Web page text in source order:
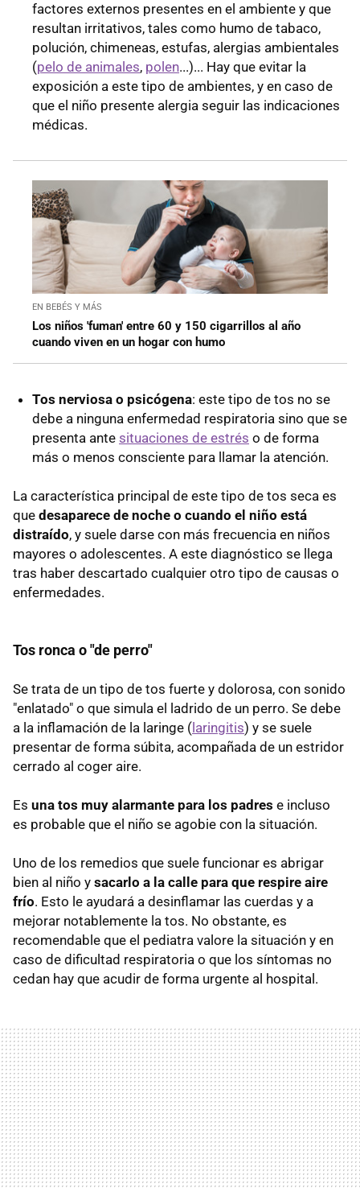
factores externos presentes en el ambiente y que
resultan irritativos, tales como humo de tabaco,
polución, chimeneas, estufas, alergias ambientales
(pelo de animales, polen...)... Hay que evitar la
exposición a este tipo de ambientes, y en caso de
que el niño presente alergia seguir las indicaciones
médicas.
EN BEBÉS Y MÁS
Los niños 'fuman' entre 60 y 150 cigarrillos al año
cuando viven en un hogar con humo
Tos nerviosa o psicógena: este tipo de tos no se
debe a ninguna enfermedad respiratoria sino que se
presenta ante situaciones de estrés o de forma
más o menos consciente para llamar la atención.
La característica principal de este tipo de tos seca es
que desaparece de noche o cuando el niño está
distraído, y suele darse con más frecuencia en niños
mayores o adolescentes. A este diagnóstico se llega
tras haber descartado cualquier otro tipo de causas o
enfermedades.
Tos ronca o "de perro"
Se trata de un tipo de tos fuerte y dolorosa, con sonido
"enlatado" o que simula el ladrido de un perro. Se debe
a la inflamación de la laringe ( laringitis) y se suele
presentar de forma súbita, acompañada de un estridor
cerrado al coger aire.
Es una tos muy alarmante para los padres e incluso
es probable que el niño se agobie con la situación.
Uno de los remedios que suele funcionar es abrigar
bien al niño y sacarlo a la calle para que respire aire
frío. Esto le ayudará a desinflamar las cuerdas y a
mejorar notablemente la tos. No obstante, es
recomendable que el pediatra valore la situación y en
caso de dificultad respiratoria o que los síntomas no
cedan hay que acudir de forma urgente al hospital.